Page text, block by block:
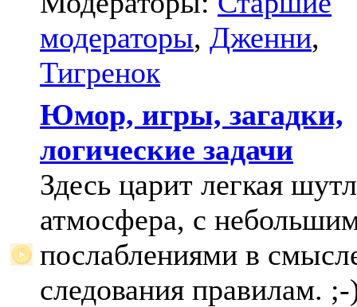
модераторы, Дженни,
Тигренок
Юмор, игры, загадки,
логические задачи
Здесь царит легкая
атмосфера, с
послаблениями в
следования правилам.